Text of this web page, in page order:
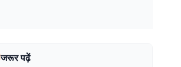
जरूर पढ़ें